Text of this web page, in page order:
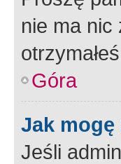
nie ma nic
Góra
Jak
Jeśli